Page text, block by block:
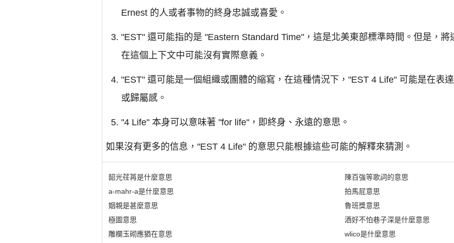
Ernest 的人或者事物的終身忠誠或喜愛。
"EST" 還可能指的是 "Eastern Standard Time"，這是北美東部標準時間。但是，將
在這個上下文中可能沒有實際意義。
"EST" 還可能是一個組織或團體的縮寫，在這種情況下，"EST 4 Life" 可能是在表
或歸屬感。
"4 Life" 本身可以意味著 "for life"，即終身、永遠的意思。
如果沒有更多的信息，"EST 4 Life" 的意思只能根據這些可能的解釋來猜測。
韶光荏苒是什麼意思
a-mahr-a是什麼意思
姻親是甚麼意思
極圖意思
雕欄玉砌應猶在意思
陳百強等歌詞的意思
拍馬屁意思
魯班獎意思
酒好不怕巷子深是什麼意思
wlico是什麼意思